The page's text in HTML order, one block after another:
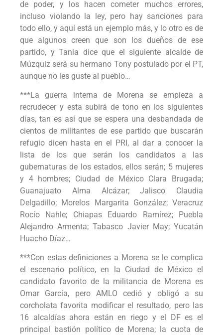
de poder, y los hacen cometer muchos errores,
incluso violando la ley, pero hay sanciones para
todo ello, y aquí está un ejemplo más, y lo otro es de
que algunos creen que son los dueños de ese
partido, y Tania dice que el siguiente alcalde de
Múzquiz será su hermano Tony postulado por el PT,
aunque no les guste al pueblo…
***La guerra interna de Morena se empieza a
recrudecer y esta subirá de tono en los siguientes
días, tan es así que se espera una desbandada de
cientos de militantes de ese partido que buscarán
refugio dicen hasta en el PRI, al dar a conocer la
lista de los que serán los candidatos a las
gubernaturas de los estados, ellos serán; 5 mujeres
y 4 hombres; Ciudad de México Clara Brugada;
Guanajuato Alma Alcázar; Jalisco Claudia
Delgadillo; Morelos Margarita González; Veracruz
Rocío Nahle; Chiapas Eduardo Ramírez; Puebla
Alejandro Armenta; Tabasco Javier May; Yucatán
Huacho Díaz…
***Con estas definiciones a Morena se le complica
el escenario político, en la Ciudad de México el
candidato favorito de la militancia de Morena es
Omar García, pero AMLO cedió y obligó a su
corcholata favorita modificar el resultado, pero las
16 alcaldías ahora están en riego y el DF es el
principal bastión político de Morena; la cuota de